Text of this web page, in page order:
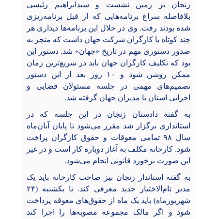
زنجان بر زمین نشست و سیدابراهیم رئیسی
بلافاصله سراغ برنامه‌هایی که از قبل برنامه‌ریزی
شده بودند رفت. وی در خلال این برنامه‌ها دیداری هر
چند کوتاه با کارگران شرکت جهان داشت که منجر به
صدور دستوری مهم در تاریخ «جهان» شد. دستور این
بود که تکلیف کارگران جهان باید در سریع‌ترین زمان
ممکن روشن شود و ۱۰ روز بعد از این دستور
تصمیم‌های مهمی در جلسه مسئولان قضایی و
اجرایی استان با مدیران جهان گرفته شد.
به گفته دادستان زنجان در این جلسه که در
استانداری برگزار شد مقرر می‌شود تا پایان آبان‌ماه
سال ۹۸ تمامی معوقات و حقوق کارگران پراخت
شود. کارخانه مکلف به آغاز دوباره کار است و در غیر
این صورت برخورد قانونی انجام می‌شود.
به گفته استاندار زنجان نیز صاحب کارخانه باید یک
مدیر تام‌الاختیار جدید معرفی کند. تا یکشنبه (۲۴
شهریورماه) باید یک ماه از حقوق‌های معوقه پرداخت
شود و اگر مالک مجموعه مصوبه‌ها را اجرا کند